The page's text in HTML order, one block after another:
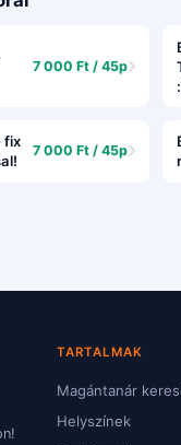
7 000 Ft / 45p
fix
7 000 Ft / 45p
TARTALMAK
Magántanár
Helyszínek